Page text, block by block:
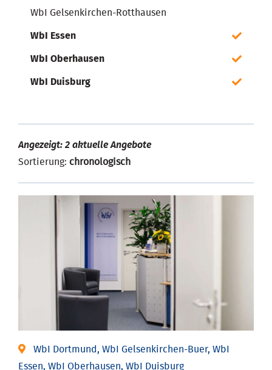
WbI Gelsenkirchen-Rotthausen
WbI Essen
WbI Oberhausen
WbI Duisburg
Angezeigt: 2 aktuelle Angebote
Sortierung: chronologisch
WbI Dortmund, WbI Gelsenkirchen-Buer, WbI
Essen, WbI Oberhausen, WbI Duisburg